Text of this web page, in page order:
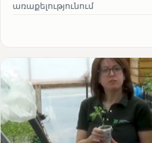
առաքելությունում